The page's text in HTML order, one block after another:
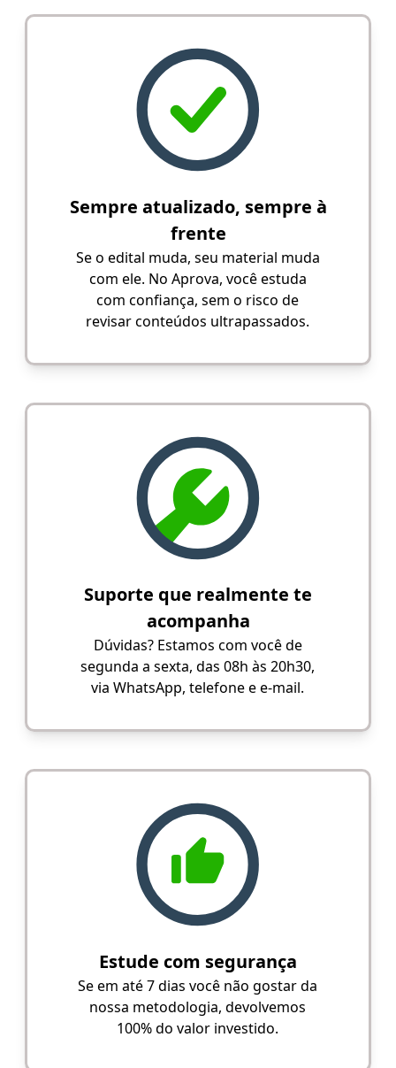
Sempre atualizado, sempre à
frente
Se o edital muda, seu material muda
com ele. No Aprova, você estuda
com confiança, sem o risco de
revisar conteúdos ultrapassados.
Suporte que realmente te
acompanha
Dúvidas? Estamos com você de
segunda a sexta, das 08h às 20h30,
via WhatsApp, telefone e e-mail.
Estude com segurança
Se em até 7 dias você não gostar da
nossa metodologia, devolvemos
100% do valor investido.